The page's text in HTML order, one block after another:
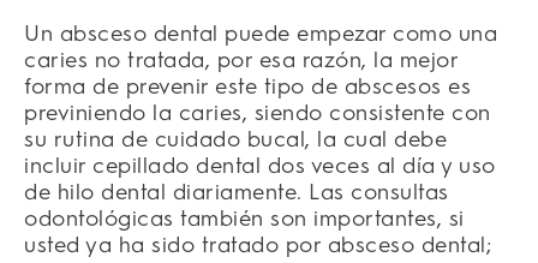
Un absceso dental puede empezar como una
caries no tratada, por esa razón, la mejor
forma de prevenir este tipo de abscesos es
previniendo la caries, siendo consistente con
su rutina de cuidado bucal, la cual debe
incluir cepillado dental dos veces al día y uso
de hilo dental diariamente. Las consultas
odontológicas también son importantes, si
usted ya ha sido tratado por absceso dental;